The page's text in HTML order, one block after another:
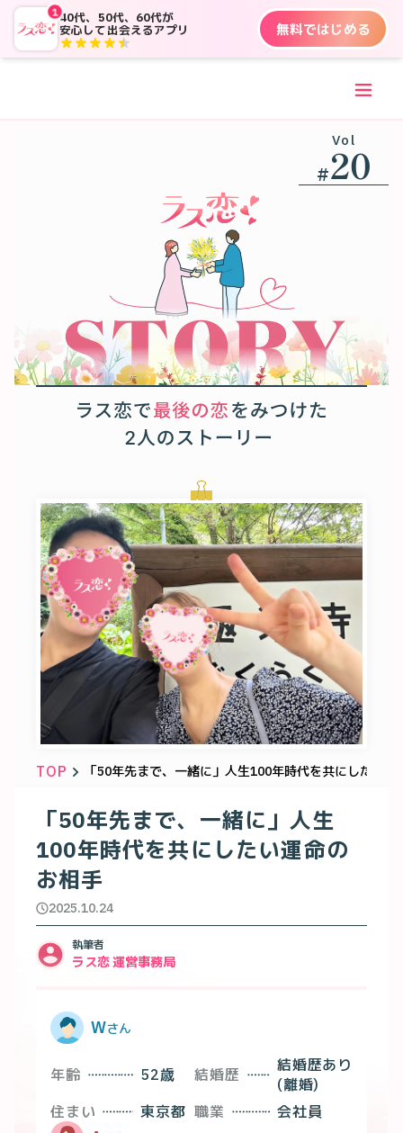
140代、50代、60代が
安心して出会えるアプリ
無料ではじめる
Vol
#20
TOP 「50年先まで、一緒に」人生100年時代を共にしたい運
「50年先まで、一緒に」人生
100年時代を共にしたい運命の
お相手
2025.10.24
執筆者
ラス恋 運営事務局
Wさん
年齢 52歳 結婚歴
結婚歴あり
(離婚)
住まい
東京都 職業 会社員